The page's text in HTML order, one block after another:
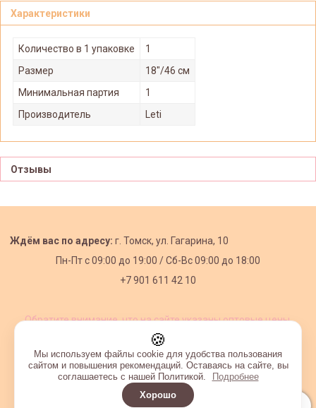
Характеристики
Количество в 1 упаковке
1
Размер
18"/46 см
Минимальная партия
1
Производитель
Leti
Отзывы
Ждём вас по адресу: г. Томск, ул. Гагарина, 10
Пн-Пт с09:00 до 19:00 /Сб-Вс 09:00 до 18:00
+7 901 611 42 10
Обратите внимание, что на сайте указаны оптовые цены,
🍪
Мы используем файлы cookie для удобства пользования
сайтом и повышения рекомендаций. Оставаясь на сайте, вы
соглашаетесь с нашей Политикой.
Подробнее
Хорошо